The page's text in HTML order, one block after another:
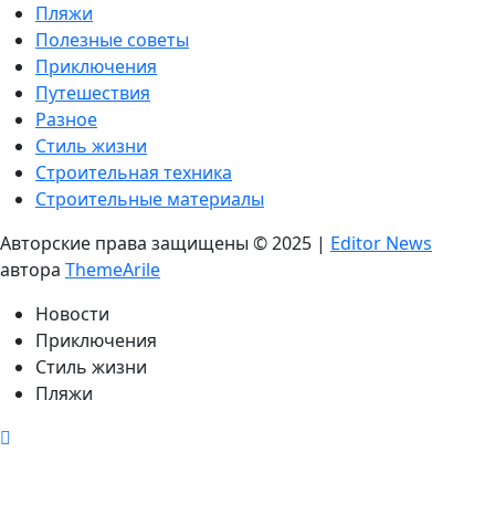
Пляжи
Полезные советы
Приключения
Путешествия
Разное
Стиль жизни
Строительная техника
Строительные материалы
Авторские права защищены © 2025 | Editor News
автора ThemeArile
Новости
Приключения
Стиль жизни
Пляжи